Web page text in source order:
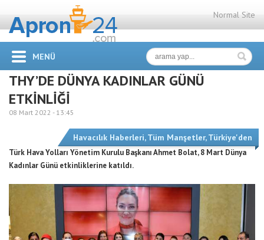
Normal Site
MENÜ
THY’DE DÜNYA KADINLAR GÜNÜ
ETKİNLİĞİ
08 Mart 2022 - 13:45
Havacılık Haberleri,Tüm Manşetler,Türkiye'den
Türk Hava Yolları Yönetim Kurulu Başkanı Ahmet Bolat, 8 Mart Dünya
Kadınlar Günü etkinliklerine katıldı.